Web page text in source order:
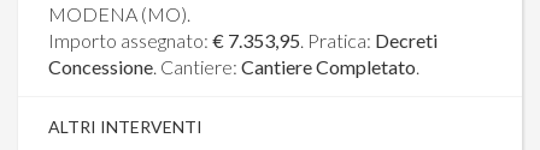
MODENA (MO).
Importo assegnato: € 7.353,95. Pratica: Decreti
Concessione. Cantiere: Cantiere Completato.
ALTRI INTERVENTI